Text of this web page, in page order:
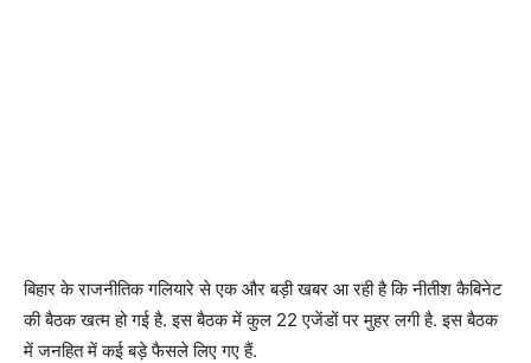
बिहार के राजनीतिक गलियारे से एक और बड़ी खबर आ रही है कि नीतीश कैबिनेट
की बैठक खत्म हो गई है. इस बैठक में कुल 22 एजेंडों पर मुहर लगी है. इस बैठक
में जनहित में कई बड़े फैसले लिए गए हैं.